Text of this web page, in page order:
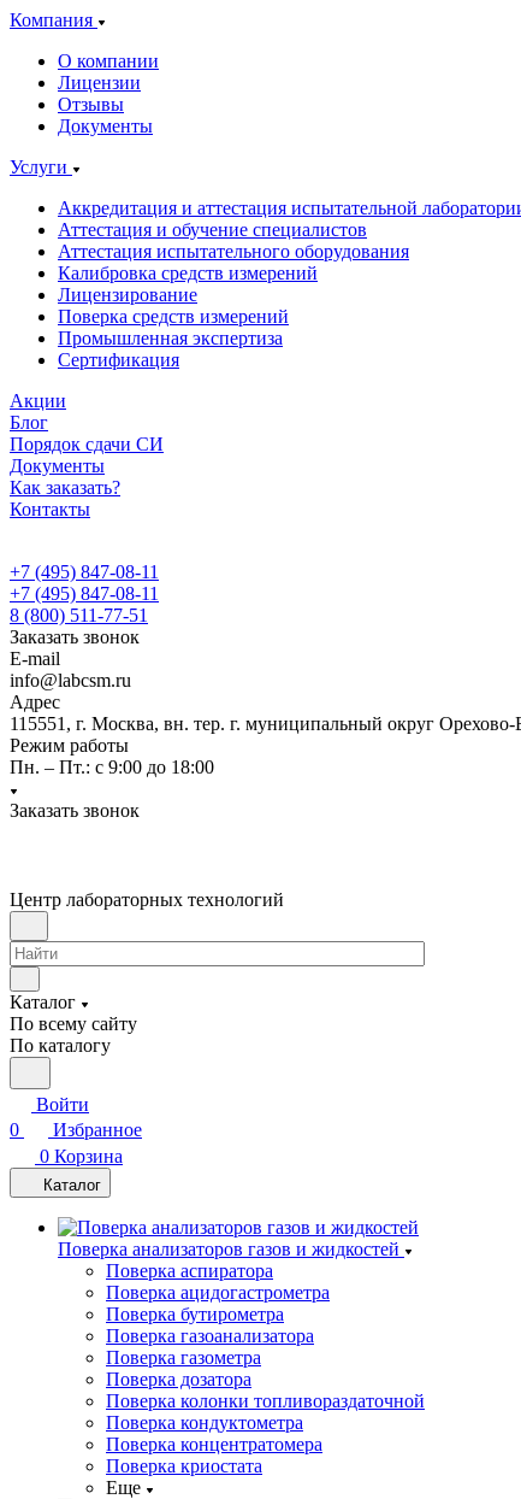
Компания
О компании
Лицензии
Отзывы
Документы
Услуги
Аккредитация и аттестация испытательной
Аттестация и обучение специалистов
Аттестация испытательного оборудования
Калибровка средств измерений
Лицензирование
Поверка средств измерений
Промышленная экспертиза
Сертификация
Акции
Блог
Порядок сдачи СИ
Документы
Как заказать?
Контакты
+7 (495) 847-08-11
+7 (495) 847-08-11
8 (800) 511-77-51
Заказать звонок
E-mail
info@labcsm.ru
Адрес
115551, г. Москва, вн. тер. г. муниципальный округ
Режим работы
Пн. – Пт.: с 9:00 до 18:00
Заказать звонок
Центр лабораторных технологий
Каталог
По всему сайту
По каталогу
Войти
0
Избранное
0 Корзина
Каталог
Поверка анализаторов газов и жидкостей
Поверка аспиратора
Поверка ацидогастрометра
Поверка бутирометра
Поверка газоанализатора
Поверка газометра
Поверка дозатора
Поверка колонки топливораздаточной
Поверка кондуктометра
Поверка концентратомера
Поверка криостата
Еще